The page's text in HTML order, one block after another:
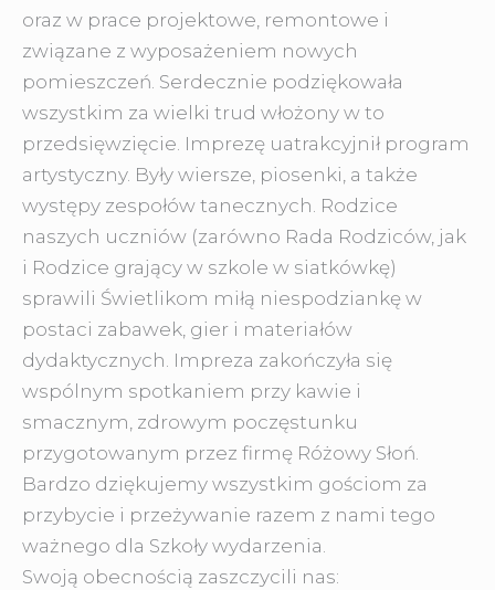
oraz w prace projektowe, remontowe i
związane z wyposażeniem nowych
pomieszczeń. Serdecznie podziękowała
wszystkim za wielki trud włożony w to
przedsięwzięcie. Imprezę uatrakcyjnił program
artystyczny. Były wiersze, piosenki, a także
występy zespołów tanecznych. Rodzice
naszych uczniów (zarówno Rada Rodziców, jak
i Rodzice grający w szkole w siatkówkę)
sprawili Świetlikom miłą niespodziankę w
postaci zabawek, gier i materiałów
dydaktycznych. Impreza zakończyła się
wspólnym spotkaniem przy kawie i
smacznym, zdrowym poczęstunku
przygotowanym przez firmę Różowy Słoń.
Bardzo dziękujemy wszystkim gościom za
przybycie i przeżywanie razem z nami tego
ważnego dla Szkoły wydarzenia.
Swoją obecnością zaszczycili nas: